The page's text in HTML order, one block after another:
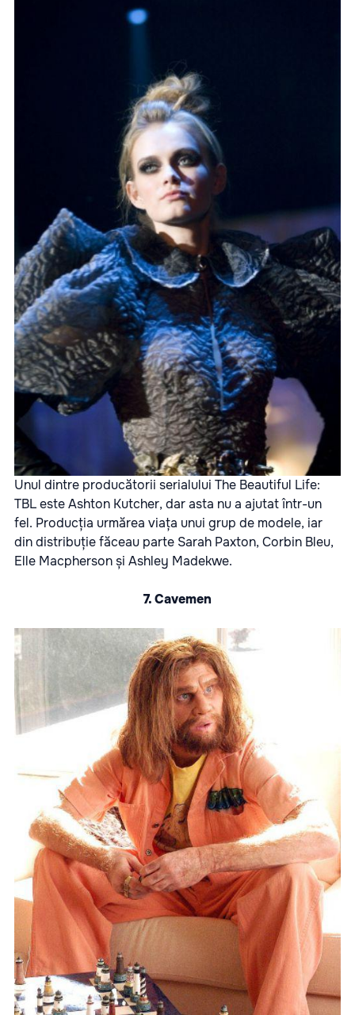
Unul dintre producătorii serialului The Beautiful Life:
TBL este Ashton Kutcher, dar asta nu a ajutat într-un
fel. Producția urmărea viața unui grup de modele, iar
din distribuție făceau parte Sarah Paxton, Corbin Bleu,
Elle Macpherson și Ashley Madekwe.
7. Cavemen